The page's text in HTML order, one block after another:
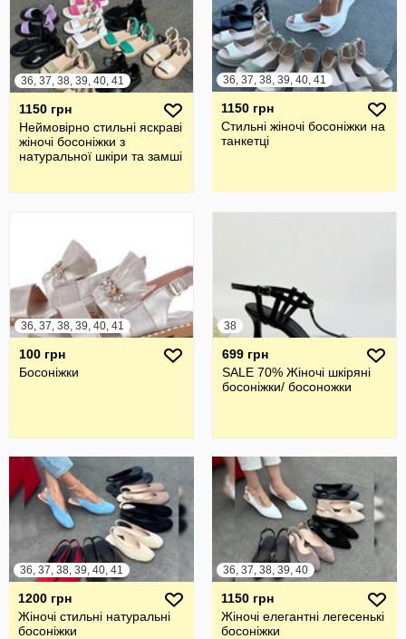
36, 37, 38, 39, 40, 41
1150 грн
Неймовірно стильні яскраві
жіночі босоніжки з
натуральної шкіри та замші
36, 37, 38, 39, 40, 41
1150 грн
Стильні жіночі босоніжки на
танкетці
36, 37, 38, 39, 40, 41
100 грн
Босоніжки
38
699 грн
SALE 70% Жіночі шкіряні
босоніжки/ босоножки
36, 37, 38, 39, 40, 41
1200 грн
Жіночі стильні натуральні
босоніжки
36, 37, 38, 39, 40
1150 грн
Жіночі елегантні легесенькі
босоніжки